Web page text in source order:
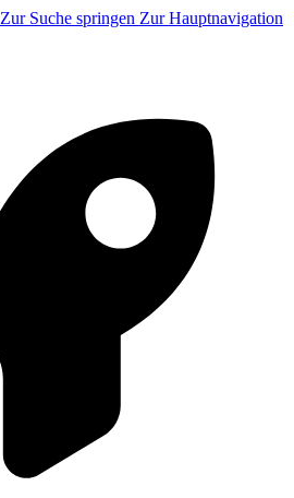
Zur Suche springen Zur Hauptnavigation